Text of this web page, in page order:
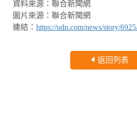
資料來源：聯合新聞網
圖片來源：聯合新聞網
連結： https://udn.com/news/story/
返回列表